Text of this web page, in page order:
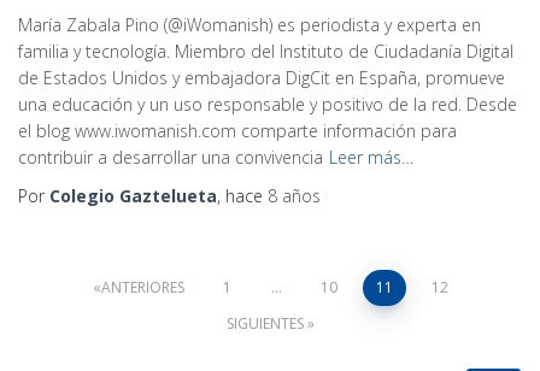
María Zabala Pino (@iWomanish) es periodista y experta en
familia y tecnología. Miembro del Instituto de Ciudadanía Digital
de Estados Unidos y embajadora DigCit en España, promueve
una educación y un uso responsable y positivo de la red. Desde
el blog www.iwomanish.com comparte información para
contribuir a desarrollar una convivencia Leer más…
Por Colegio Gaztelueta, hace 8 años
Navegación
ANTERIORES 1 … 10 11
12
SIGUIENTES